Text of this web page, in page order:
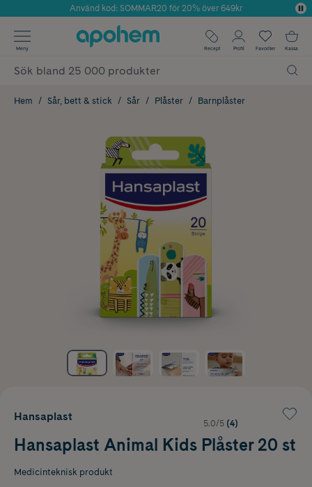
Årets Butik 2025 inom Skönhet
Använd kod: SOMMAR20 för 20% över 649kr
✓ Fri frakt
✓ Poäng på alla köp*
Meny Recept Profil Favoriter Kassa
Hem Sår, bett & stick Sår Plåster Barnplåster
Hansaplast
5.0/5 (4)
Hansaplast Animal Kids Plåster 20 st
Medicinteknisk produkt